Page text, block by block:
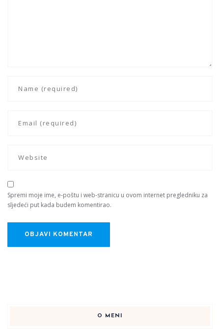
Spremi moje ime, e-poštu i web-stranicu u ovom internet pregledniku za
sljedeći put kada budem komentirao.
O MENI